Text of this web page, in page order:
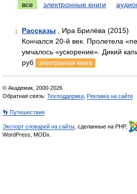
все
электронные книги
1 Рассказы , Ира Брилёва (2015)
Кончался 20-й век. Пролетела
умчалось «ускорение». Дикий
руб
электронная книга
© Академик, 2000-2026
Обратная связь: Техподдержка Реклама на сайте
👣 Путешествия
Экспорт словарей на сайты , сделанные на PHP,
WordPress, MODx.